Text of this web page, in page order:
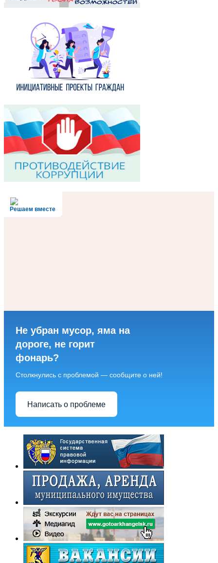
Решаем вместе
Не убран мусор, яма на
дороге, не горит
фонарь?
Столкнулись с проблемой — сообщите о ней!
Написать о проблеме